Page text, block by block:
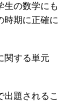
生の数学にも
時期に正確に
関する単元
題されるこ